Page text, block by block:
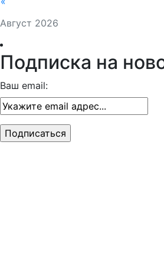
Август 2026
Подписка на
Ваш email: